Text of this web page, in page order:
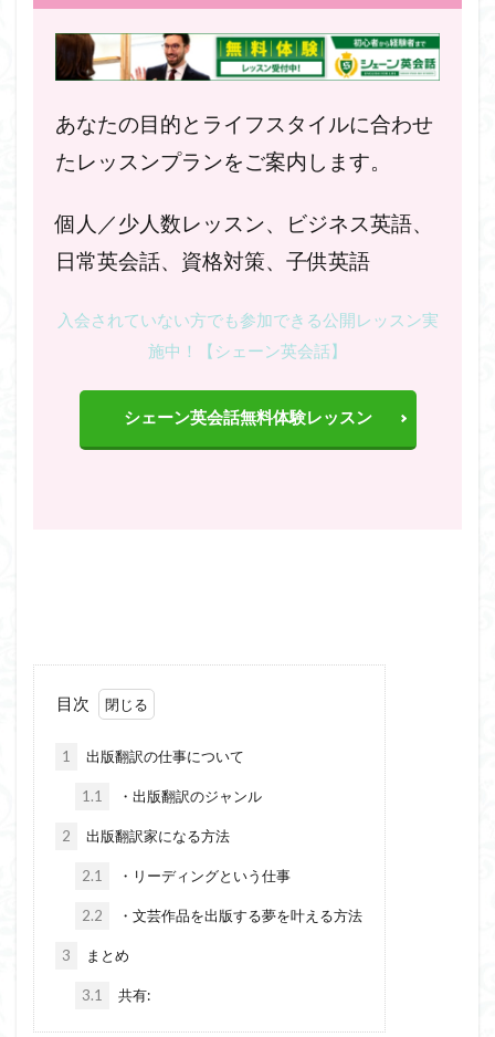
あなたの目的とライフスタイルに合わせ
たレッスンプランをご案内します。
個人／少人数レッスン、ビジネス英語、
日常英会話、資格対策、子供英語
入会されていない方でも参加できる公開レッスン実
施中！【シェーン英会話】
シェーン英会話無料体験レッスン
目次
1 出版翻訳の仕事について
1.1 ・出版翻訳のジャンル
2 出版翻訳家になる方法
2.1 ・リーディングという仕事
2.2 ・文芸作品を出版する夢を叶える方法
3 まとめ
3.1 共有: